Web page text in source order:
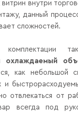
внутри
данный
сложностей.
охлаждаемый
как небольшой
и
отвлекаться от
всегда под